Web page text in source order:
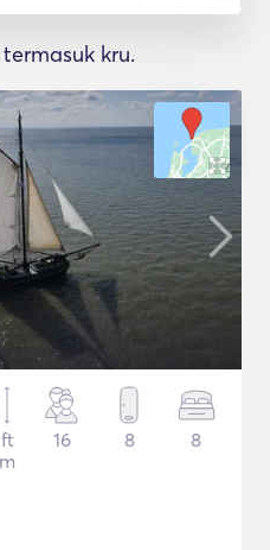
kru.
16 8 8